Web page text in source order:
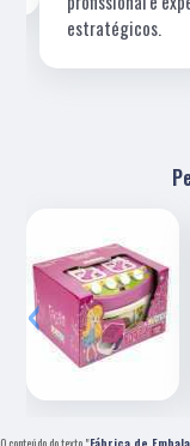
estratégicos.
‹